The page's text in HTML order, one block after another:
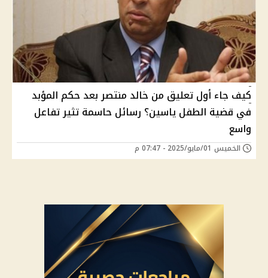
كيف جاء أول تعليق من خالد منتصر بعد حكم المؤبد
في قضية الطفل ياسين؟ رسائل حاسمة تثير تفاعل
واسع
الخميس 01/مايو/2025 - 07:47 م